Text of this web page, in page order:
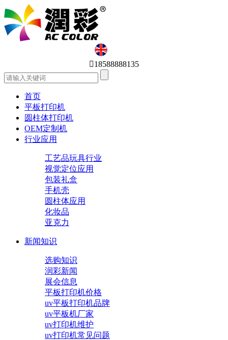
English
18588888135
首页
平板打印机
圆柱体打印机
OEM定制机
行业应用
工艺品玩具行业
视觉定位应用
包装礼盒
手机壳
圆柱体应用
化妆品
亚克力
新闻知识
选购知识
润彩新闻
展会信息
平板打印机价格
uv平板打印机品牌
uv平板机厂家
uv打印机维护
uv打印机常见问题